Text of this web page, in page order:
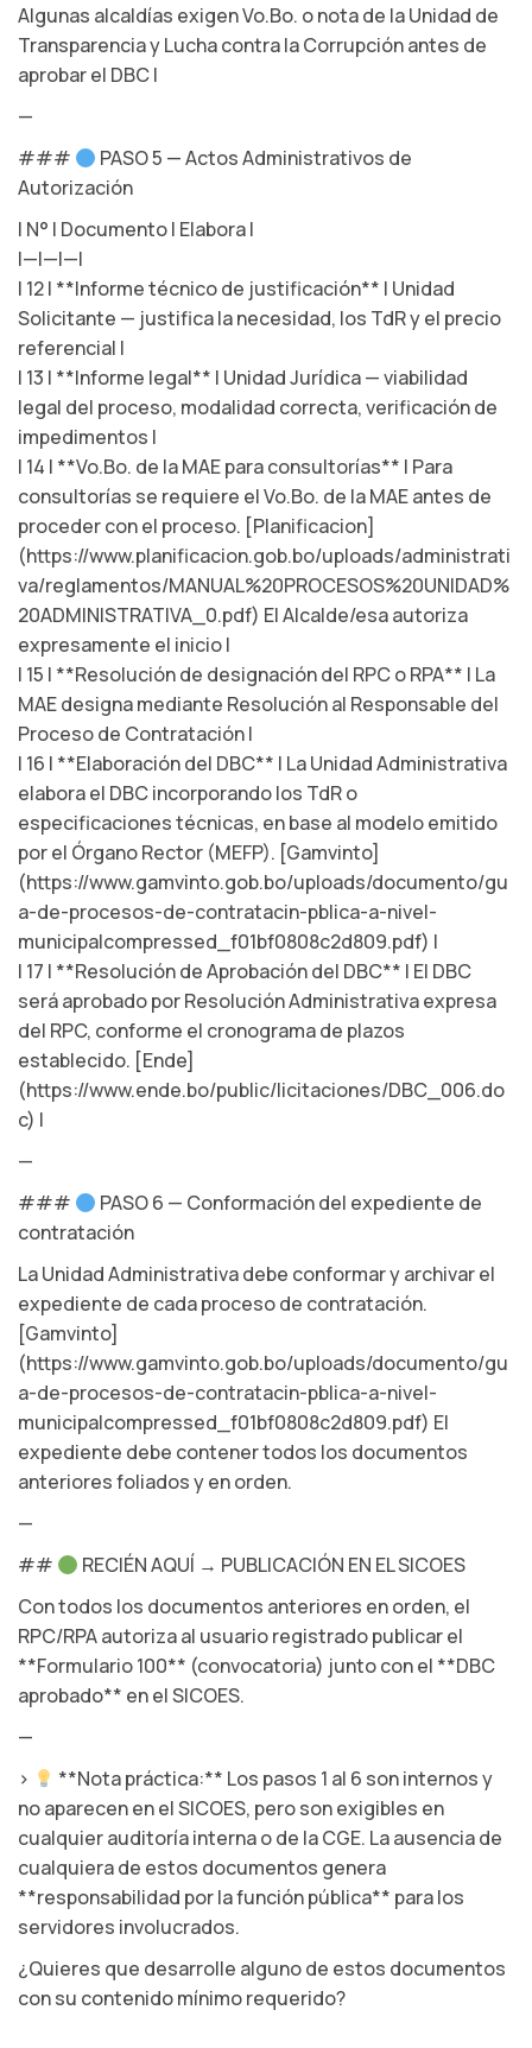
Algunas alcaldías exigen Vo.Bo. o nota de la Unidad de
Transparencia y Lucha contra la Corrupción antes de
aprobar el DBC |
—
###
PASO 5 — Actos Administrativos de
Autorización
| N° | Documento | Elabora |
|—|—|—|
| 12 | **Informe técnico de justificación** | Unidad
Solicitante — justifica la necesidad, los TdR y el precio
referencial |
| 13 | **Informe legal** | Unidad Jurídica — viabilidad
legal del proceso, modalidad correcta, verificación de
impedimentos |
| 14 | **Vo.Bo. de la MAE para consultorías** | Para
consultorías se requiere el Vo.Bo. de la MAE antes de
proceder con el proceso. [Planificacion]
(https://www.planificacion.gob.bo/uploads/administrati
va/reglamentos/MANUAL%20PROCESOS%20UNIDAD%
20ADMINISTRATIVA_0.pdf) El Alcalde/esa autoriza
expresamente el inicio |
| 15 | **Resolución de designación del RPC o RPA** | La
MAE designa mediante Resolución al Responsable del
Proceso de Contratación |
| 16 | **Elaboración del DBC** | La Unidad Administrativa
elabora el DBC incorporando los TdR o
especificaciones técnicas, en base al modelo emitido
por el Órgano Rector (MEFP). [Gamvinto]
(https://www.gamvinto.gob.bo/uploads/documento/gu
a-de-procesos-de-contratacin-pblica-a-nivel-
municipalcompressed_f01bf0808c2d809.pdf) |
| 17 | **Resolución de Aprobación del DBC** | El DBC
será aprobado por Resolución Administrativa expresa
del RPC, conforme el cronograma de plazos
establecido. [Ende]
(https://www.ende.bo/public/licitaciones/DBC_006.do
c) |
—
###
PASO 6 — Conformación del expediente de
contratación
La Unidad Administrativa debe conformar y archivar el
expediente de cada proceso de contratación.
[Gamvinto]
(https://www.gamvinto.gob.bo/uploads/documento/gu
a-de-procesos-de-contratacin-pblica-a-nivel-
municipalcompressed_f01bf0808c2d809.pdf) El
expediente debe contener todos los documentos
anteriores foliados y en orden.
—
##
RECIÉN AQUÍ → PUBLICACIÓN EN EL SICOES
Con todos los documentos anteriores en orden, el
RPC/RPA autoriza al usuario registrado publicar el
**Formulario 100** (convocatoria) junto con el **DBC
aprobado** en el SICOES.
—
>
**Nota práctica:** Los pasos 1 al 6 son internos y
no aparecen en el SICOES, pero son exigibles en
cualquier auditoría interna o de la CGE. La ausencia de
cualquiera de estos documentos genera
**responsabilidad por la función pública** para los
servidores involucrados.
¿Quieres que desarrolle alguno de estos documentos
con su contenido mínimo requerido?